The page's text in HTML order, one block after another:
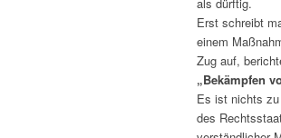
Erst schreibt
einem
Zug auf,
„Bekämpfen
Es ist nichts
des